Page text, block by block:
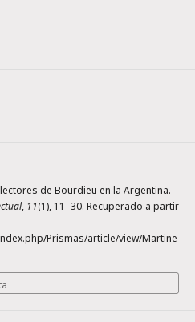
de Bourdieu en la Argentina.
, 11(1), 11–30. Recuperado a partir
Prismas/article/view/Martine